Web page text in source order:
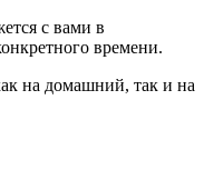
с вами в
времени.
на домашний, так и на